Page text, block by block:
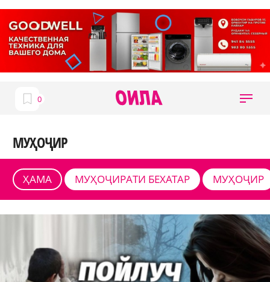
МУҲОҶИР
ҲАМА МУҲОҶИРАТИ БЕХАТАР МУҲОҶИР